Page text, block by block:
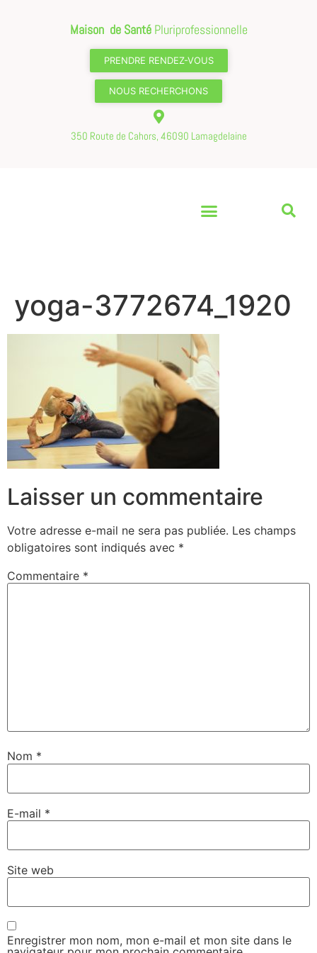
Maison de Santé Pluriprofessionnelle
PRENDRE RENDEZ-VOUS
NOUS RECHERCHONS
350 Route de Cahors, 46090 Lamagdelaine
yoga-3772674_1920
Laisser un commentaire
Votre adresse e-mail ne sera pas publiée. Les champs
obligatoires sont indiqués avec *
Commentaire *
Nom *
E-mail *
Site web
Enregistrer mon nom, mon e-mail et mon site dans le